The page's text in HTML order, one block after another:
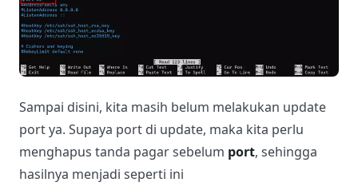
Sampai disini, kita masih belum melakukan update
port ya. Supaya port di update, maka kita perlu
menghapus tanda pagar sebelum port, sehingga
hasilnya menjadi seperti ini